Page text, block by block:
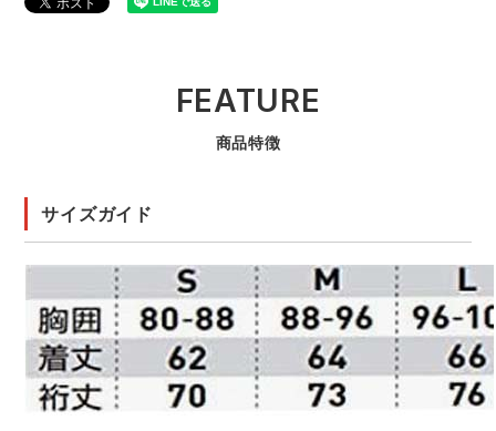
FEATURE
商品特徴
サイズガイド